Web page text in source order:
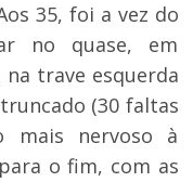
35, foi a vez do
no quase, em
trave esquerda
(30 faltas
mais nervoso à
o fim, com as